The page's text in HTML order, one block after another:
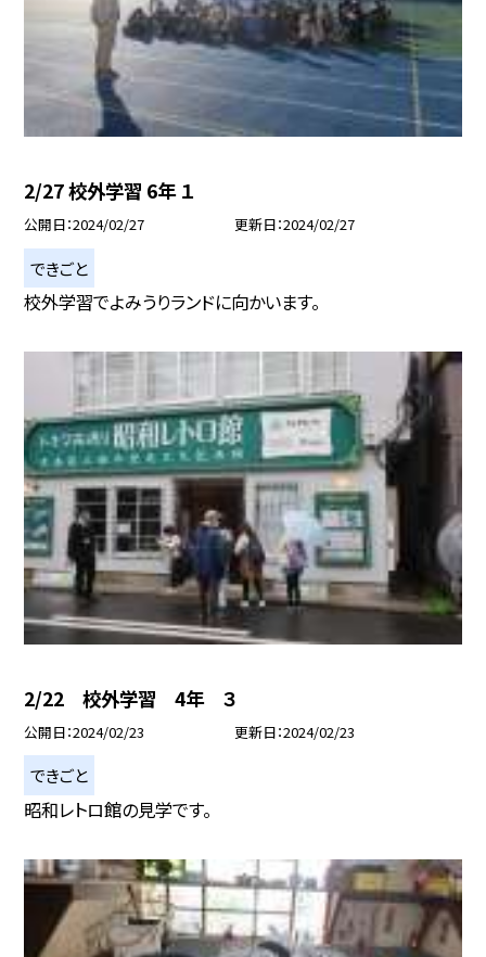
2/27 校外学習 6年 １
公開日 2024/02/27 更新日 2024/02/27
できごと
校外学習でよみうりランドに向かいます。
2/22 校外学習 4年 ３
公開日 2024/02/23 更新日 2024/02/23
できごと
昭和レトロ館の見学です。